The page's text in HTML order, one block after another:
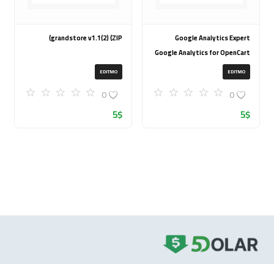
Google Analytics Expert
Google Analytics for OpenCart
(ZIP)
EDITMO
0
5$
grandstore v1.1(2) (ZIP)
EDITMO
0
5$